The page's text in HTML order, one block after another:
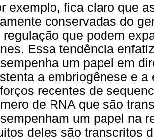
exemplo, fica claro que
conservadas do
regulação que podem
Essa tendência
um papel em
a embriogênese e
recentes de
de RNA que são
um papel na
deles são transcritos